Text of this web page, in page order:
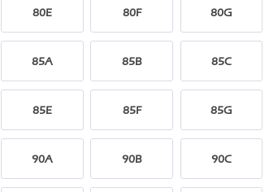
80E 80F 80G
85A 85B 85C
85E 85F 85G
90A 90B 90C